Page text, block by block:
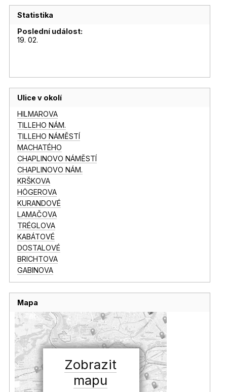
Statistika
Poslední událost:
19. 02.
Ulice v okolí
HILMAROVA
TILLEHO NÁM.
TILLEHO NÁMĚSTÍ
MACHATÉHO
CHAPLINOVO NÁMĚSTÍ
CHAPLINOVO NÁM.
KRŠKOVA
HÖGEROVA
KURANDOVÉ
LAMAČOVA
TRÉGLOVA
KABÁTOVÉ
DOSTALOVÉ
BRICHTOVA
GABINOVA
Mapa
Zobrazit
mapu